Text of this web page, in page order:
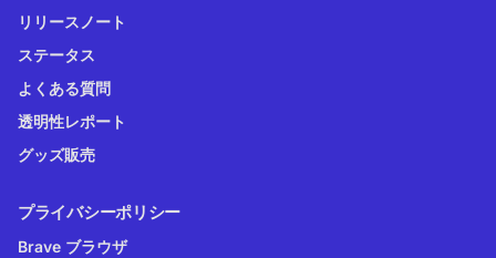
リリースノート
ステータス
よくある質問
透明性レポート
グッズ販売
プライバシーポリシー
Brave ブラウザ